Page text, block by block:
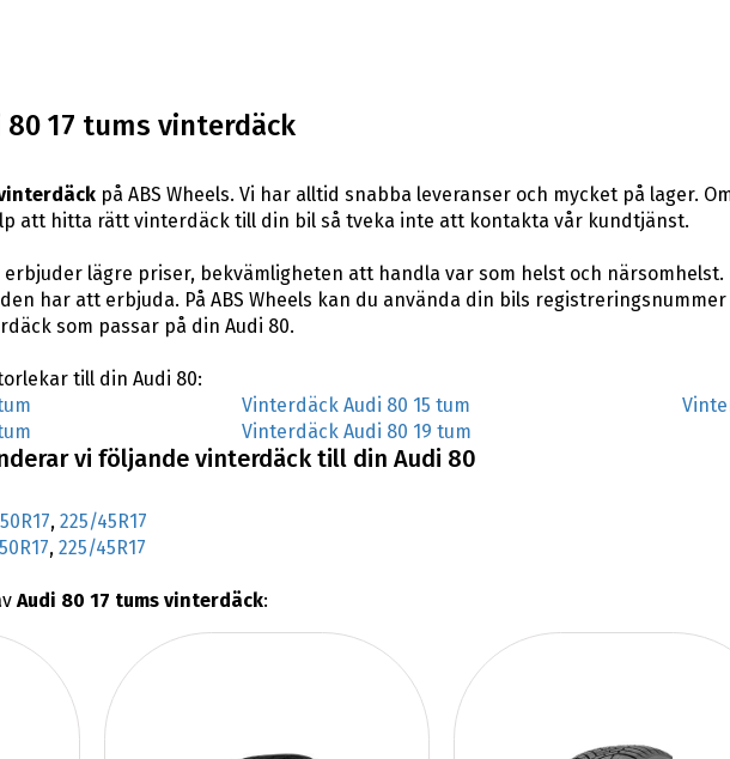
17 tums vinterdäck
på ABS Wheels. Vi har alltid snabba leveranser och mycket på lager.
att hitta rätt vinterdäck till din bil så tveka inte att kontakta vår kundtjänst.
lägre priser, bekvämligheten att handla var som helst och närsomhelst.
har att erbjuda. På ABS Wheels kan du använda din bils
som passar på din Audi 80.
till din Audi 80:
Vinterdäck Audi 80 15 tum
Vinterdäck Audi 80 19 tum
vi följande vinterdäck till din Audi 80
, 225/45R17
, 225/45R17
Audi 80 17 tums vinterdäck: